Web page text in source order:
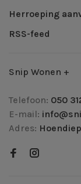
Herroeping
RSS-feed
Snip Wonen +
Telefoon: 050
E-mail:
Adres: